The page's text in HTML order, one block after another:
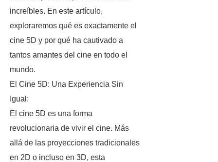
increíbles. En este artículo,
exploraremos qué es exactamente el
cine 5D y por qué ha cautivado a
tantos amantes del cine en todo el
mundo.
El Cine 5D: Una Experiencia Sin
Igual:
El cine 5D es una forma
revolucionaria de vivir el cine. Más
allá de las proyecciones tradicionales
en 2D o incluso en 3D, esta